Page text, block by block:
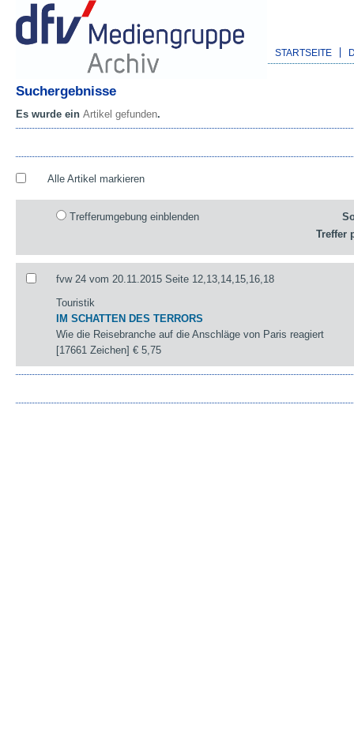
STARTSEITE
Suchergebnisse
Es wurde ein Artikel gefunden.
Alle Artikel markieren
Trefferumgebung einblenden
Treffer
fvw 24 vom 20.11.2015 Seite 12,13,14,15,16,18
Touristik
IM SCHATTEN DES TERRORS
Wie die Reisebranche auf die Anschläge von Paris reagiert
[17661 Zeichen]€ 5,75